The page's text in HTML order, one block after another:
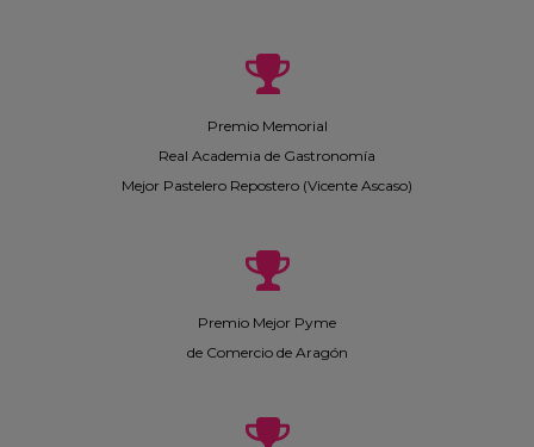
Premio Memorial
Real Academia de Gastronomía
Mejor Pastelero Repostero (Vicente Ascaso)
Premio Mejor Pyme
de Comercio de Aragón